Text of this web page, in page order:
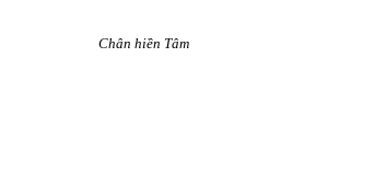
Chân hiền Tâm